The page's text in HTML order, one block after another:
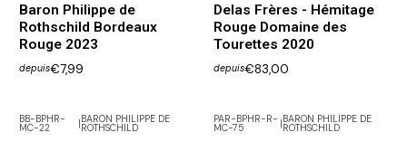
Baron Philippe de
Rothschild Bordeaux
Rouge 2023
depuis€7,99
Delas Frères - Hémitage
Rouge Domaine des
Tourettes 2020
depuis€83,00
BB-BPHR-
MC-22
BARON PHILIPPE DE
ROTHSCHILD
PAR-BPHR-R-
MC-75
BARON PHILIPPE DE
ROTHSCHILD